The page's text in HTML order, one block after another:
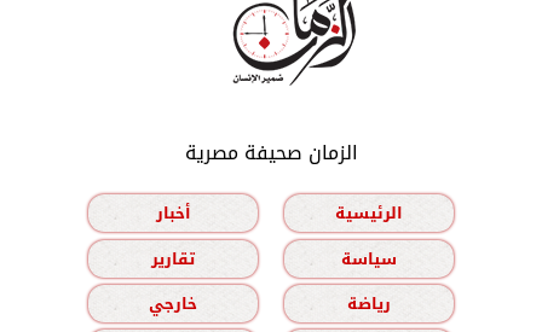
الزمان صحيفة مصرية
الرئيسية
أخبار
سياسة
تقارير
رياضة
خارجي